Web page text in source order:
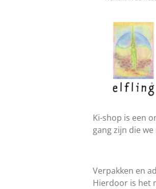
Ki-shop is een
gang zijn die
Verpakken en
Hierdoor is het